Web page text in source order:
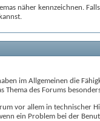
näher kennzeichnen.
im Allgemeinen die
Thema des Forums
vor allem in technischer
ein Problem bei der